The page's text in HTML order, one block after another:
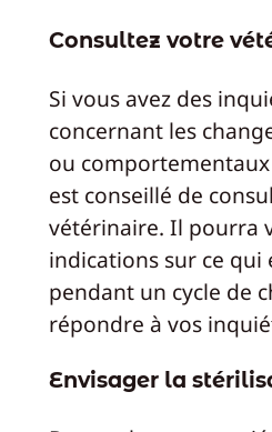
Consultez votre
Si vous avez des
concernant les
ou
est conseillé de
vétérinaire. Il pourra
indications sur ce qui
pendant un cycle de
répondre à vos
Envisager la